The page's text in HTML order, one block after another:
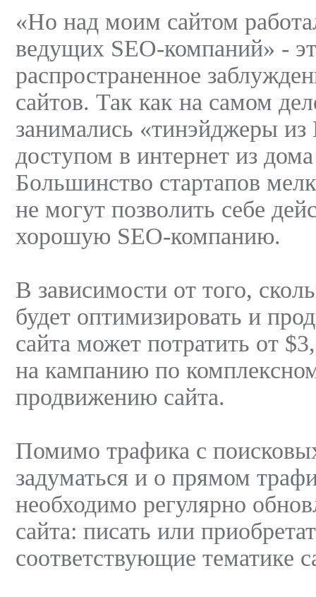
«Но над моим сайтом
ведущих SEO-компаний» -
распространенное
сайтов. Так как на самом
занимались «тинэйджеры
доступом в интернет из
Большинство стартапов
не могут позволить себе
хорошую SEO-компанию.
В зависимости от того,
будет оптимизировать и
сайта может потратить от
на кампанию по
продвижению сайта.
Помимо трафика с
задуматься и о прямом
необходимо регулярно
сайта: писать или
соответствующие тематике